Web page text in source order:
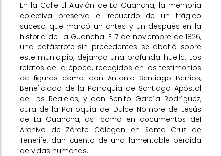
En la Calle El Aluvión de La Guancha, la memoria
colectiva preserva el recuerdo de un trágico
suceso que marcó un antes y un después en la
historia de La Guancha. El 7 de noviembre de 1826,
una catástrofe sin precedentes se abatió sobre
este municipio, dejando una profunda huella. Los
relatos de la época, recogidos en los testimonios
de figuras como don Antonio Santiago Barrios,
Beneficiado de la Parroquia de Santiago Apóstol
de Los Realejos, y don Benito García Rodríguez,
cura de la Parroquia del Dulce Nombre de Jesús
de La Guancha, así como en documentos del
Archivo de Zárate Cólogan en Santa Cruz de
Tenerife, dan cuenta de una lamentable pérdida
de vidas humanas.